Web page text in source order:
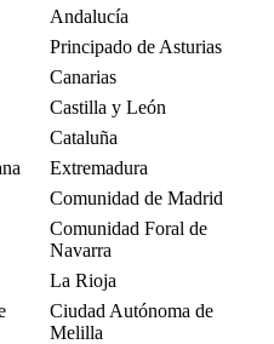
Andalucía
Principado de Asturias
Canarias
Castilla y León
Cataluña
Extremadura
Comunidad de Madrid
Comunidad Foral de
Navarra
La Rioja
Ciudad Autónoma de
Melilla